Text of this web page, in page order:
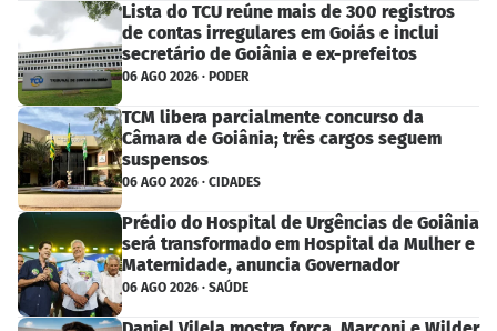
Lista do TCU reúne mais de 300 registros
de contas irregulares em Goiás e inclui
secretário de Goiânia e ex-prefeitos
06 AGO 2026 · PODER
TCM libera parcialmente concurso da
Câmara de Goiânia; três cargos seguem
suspensos
06 AGO 2026 · CIDADES
Prédio do Hospital de Urgências de Goiânia
será transformado em Hospital da Mulher e
Maternidade, anuncia Governador
06 AGO 2026 · SAÚDE